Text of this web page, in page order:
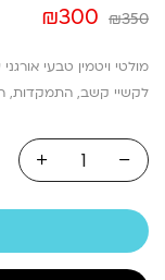
₪350
המחיר
היה:
₪350.
₪300
הוא:מולטי ויטמין טבעי
לקשיי קשב, התמקדות,